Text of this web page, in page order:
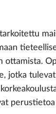
ottamista.
jotka